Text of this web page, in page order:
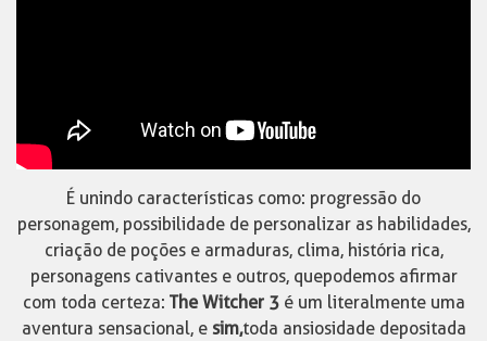
É unindo características como: progressão do
personagem, possibilidade de personalizar as habilidades,
criação de poções e armaduras, clima, história rica,
personagens cativantes e outros, que podemos afirmar
com toda certeza: The Witcher 3é um literalmente uma
aventura sensacional, e sim,toda ansiosidade depositada